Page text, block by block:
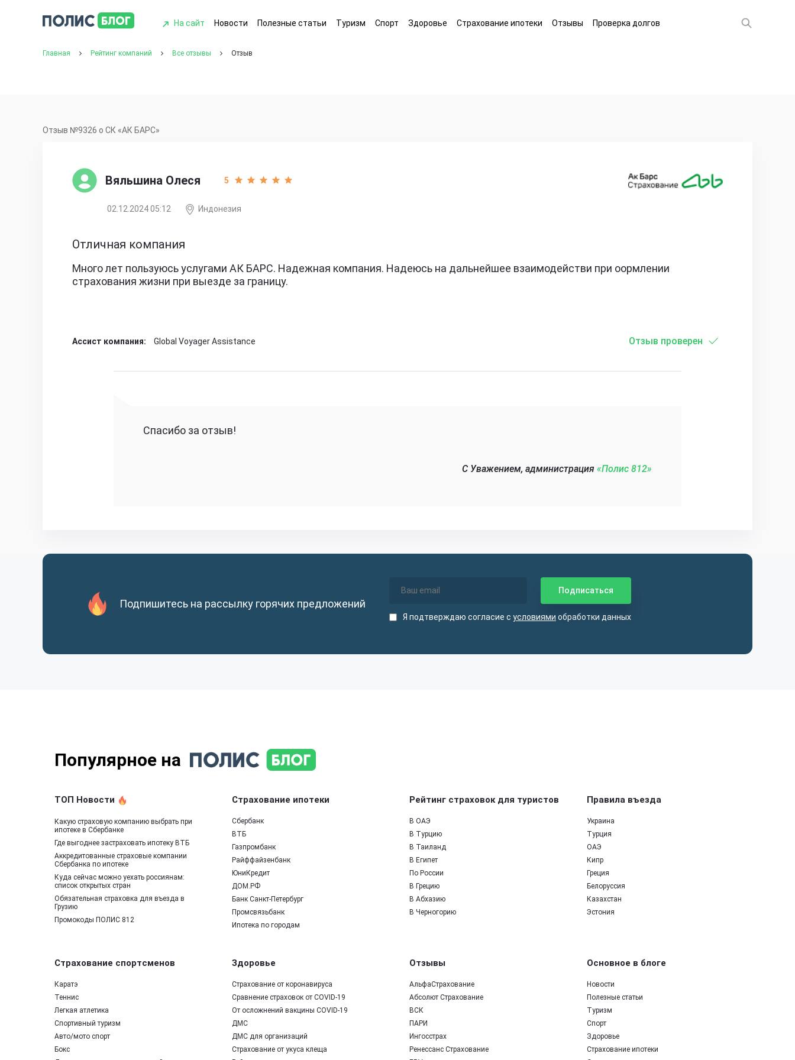
На сайт Новости Полезные статьи Туризм Спорт Здоровье Страхование ипотеки Отзывы Проверка долгов
Главная Рейтинг компаний Все отзывы Отзыв
Отзыв №9326 о СК «АК БАРС»
Вяльшина Олеся 5
02.12.2024 05:12 Индонезия
Отличная компания
Много лет пользуюсь услугами АК БАРС. Надежная компания. Надеюсь на дальнейшее взаимодействи при оормлении
страхования жизни при выезде за границу.
Ассист компания: Global Voyager Assistance Отзыв проверен
Спасибо за отзыв!
C Уважением, администрация «Полис 812»‎
Подпишитесь на рассылку горячих предложений
Я подтверждаю согласие с условиями обработки данных
Популярное на
ТОП Новости
Какую страховую компанию выбрать при
ипотеке в Сбербанке
Где выгоднее застраховать ипотеку ВТБ
Аккредитованные страховые компании
Сбербанка по ипотеке
Куда сейчас можно уехать россиянам:
список открытых стран
Обязательная страховка для въезда в
Грузию
Промокоды ПОЛИС 812
Страхование ипотеки
Сбербанк
ВТБ
Газпромбанк
Райффайзенбанк
ЮниКредит
ДОМ.РФ
Банк Санкт-Петербург
Промсвязьбанк
Ипотека по городам
Рейтинг страховок для туристов
В ОАЭ
В Турцию
В Таиланд
В Египет
По России
В Грецию
В Абхазию
В Черногорию
Правила въезда
Украина
Турция
ОАЭ
Кипр
Греция
Белоруссия
Казахстан
Эстония
Страхование спортсменов
Каратэ
Теннис
Легкая атлетика
Спортивный туризм
Авто/мото спорт
Бокс
Здоровье
Страхование от коронавируса
Сравнение страховок от COVID-19
От осложнений вакцины COVID-19
ДМС
ДМС для организаций
Страхование от укуса клеща
Отзывы
АльфаСтрахование
Абсолют Страхование
ВСК
ПАРИ
Ингосстрах
Ренессанс Страхование
Основное в блоге
Новости
Полезные статьи
Туризм
Спорт
Здоровье
Страхование ипотеки